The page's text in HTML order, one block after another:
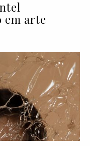
em arte